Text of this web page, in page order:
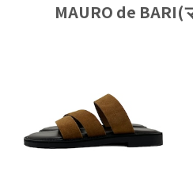
MAURO de BARI(